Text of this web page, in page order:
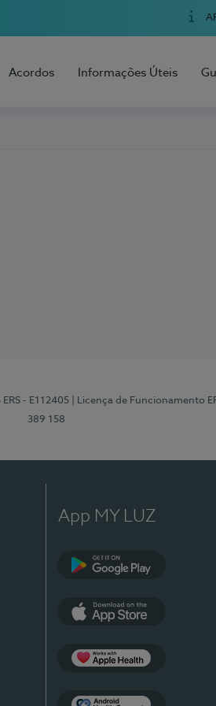
Acordos Informações Úteis
ERS - E112405 | Licença de Funcionamento
389 158
App MY LUZ